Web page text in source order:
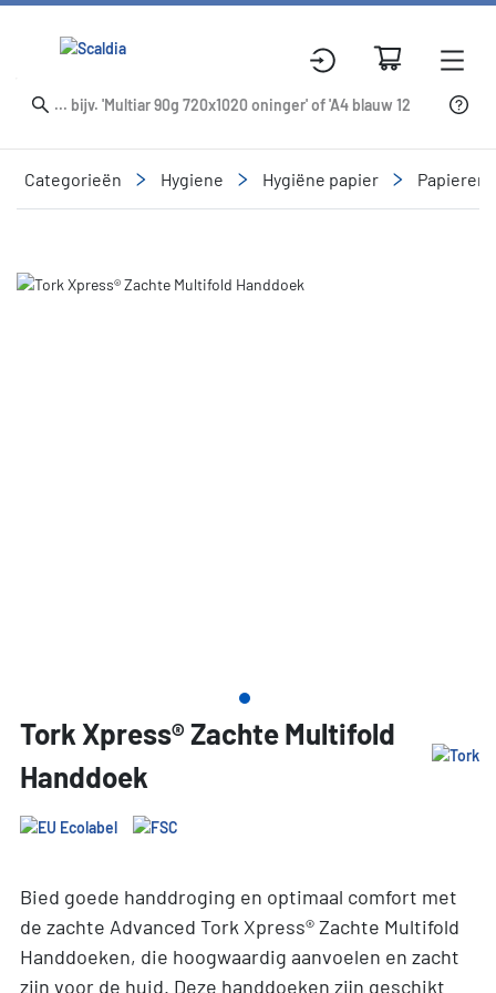
Categorieën Hygiene Hygiëne papier Papieren
Slide 1 of 1
Tork Xpress® Zachte Multifold
Handdoek
Bied goede handdroging en optimaal comfort met
de zachte Advanced Tork Xpress® Zachte Multifold
Handdoeken, die hoogwaardig aanvoelen en zacht
zijn voor de huid. Deze handdoeken zijn geschikt